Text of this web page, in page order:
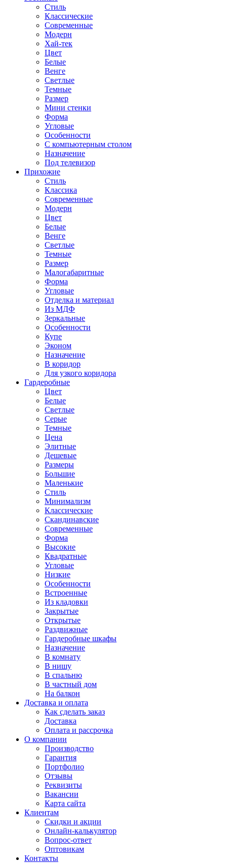
Стиль
Классические
Современные
Модерн
Хай-тек
Цвет
Белые
Венге
Светлые
Темные
Размер
Мини стенки
Форма
Угловые
Особенности
С компьютерным столом
Назначение
Под телевизор
Прихожие
Стиль
Классика
Современные
Модерн
Цвет
Белые
Венге
Светлые
Темные
Размер
Малогабаритные
Форма
Угловые
Отделка и материал
Из МДФ
Зеркальные
Особенности
Купе
Эконом
Назначение
В коридор
Для узкого коридора
Гардеробные
Цвет
Белые
Светлые
Серые
Темные
Цена
Элитные
Дешевые
Размеры
Большие
Маленькие
Стиль
Минимализм
Классические
Скандинавские
Современные
Форма
Высокие
Квадратные
Угловые
Низкие
Особенности
Встроенные
Из кладовки
Закрытые
Открытые
Раздвижные
Гардеробные шкафы
Назначение
В комнату
В нишу
В спальню
В частный дом
На балкон
Доставка и оплата
Как сделать заказ
Доставка
Оплата и рассрочка
О компании
Производство
Гарантия
Портфолио
Отзывы
Реквизиты
Вакансии
Карта сайта
Клиентам
Скидки и акции
Онлайн-калькулятор
Вопрос-ответ
Оптовикам
Контакты